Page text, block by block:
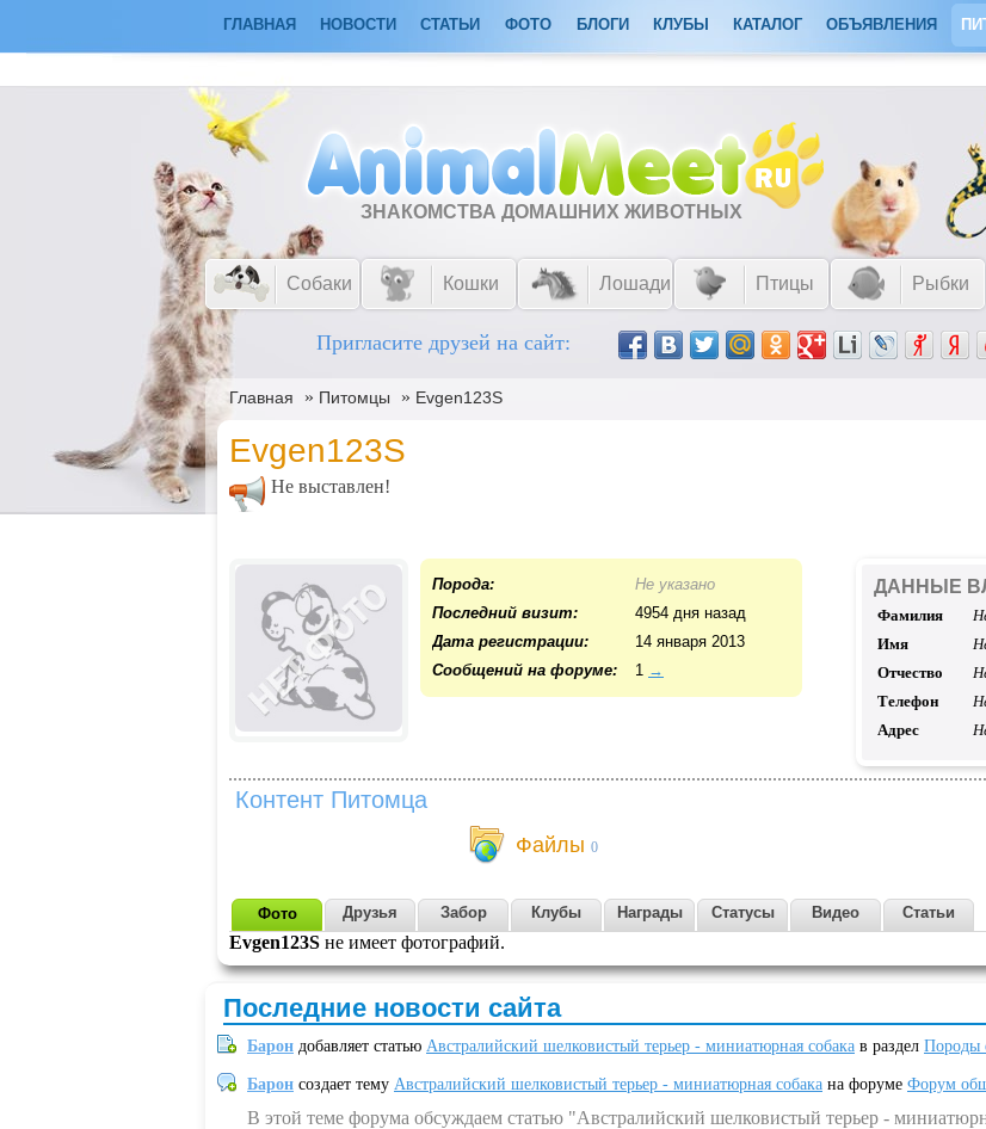
ГЛАВНАЯ НОВОСТИ СТАТЬИ ФОТО БЛОГИ КЛУБЫ КАТАЛОГ ОБЪЯВЛЕНИЯ
ЗНАКОМСТВА ДОМАШНИХ ЖИВОТНЫХ
Собаки Кошки Лошади Птицы Рыбки
Пригласите друзей на сайт:
Главная » Питомцы » Evgen123S
Evgen123S
Не выставлен!
Порода:
Не указано
Последний визит:
4954 дня назад
Дата регистрации:
14 января 2013
Cообщений на форуме:
1 →
ДАННЫЕ
Фамилия
Имя
Отчество
Телефон
Адрес
Контент Питомца
Файлы 0
Фото Друзья Забор Клубы Награды Статусы Видео Статьи
Evgen123S не имеет фотографий.
Последние новости сайта
Барон добавляет статью Австралийский шелковистый терьер - миниатюрная собака в раздел Породы
Барон создает тему Австралийский шелковистый терьер - миниатюрная собака на форуме Форум
В этой теме форума обсуждаем статью "Австралийский шелковистый терьер -